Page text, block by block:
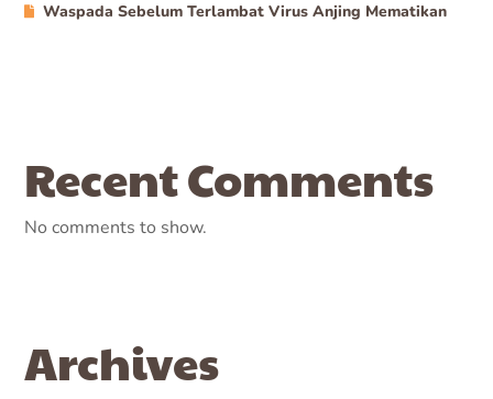
Waspada Sebelum Terlambat Virus Anjing Mematikan
Recent Comments
No comments to show.
Archives